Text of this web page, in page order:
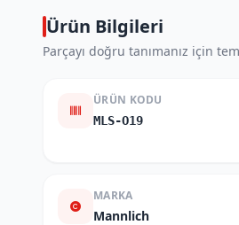
Ürün Bilgileri
Parçayı doğru tanımanız için
ÜRÜN KODU
MLS-O19
MARKA
Mannlich